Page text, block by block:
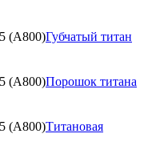
Губчатый титан
Порошок титана
Титановая